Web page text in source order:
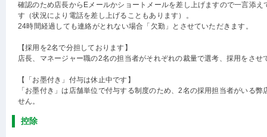
確認のため店長からEメールかショートメールを差し上げますので一言添え
す（状況により電話を差し上げることもあります）。
24時間経過しても連絡がとれない場合「欠勤」とさせていただきます。
【採用を2名で分担しております】
店長、マネージャー職の2名の担当者がそれぞれの裁量で選考、採用をさせ
【「お墨付き」付与は休止中です】
「お墨付き」は店舗単位で付与する制度のため、2名の採用担当者がいる弊
せん。
控除